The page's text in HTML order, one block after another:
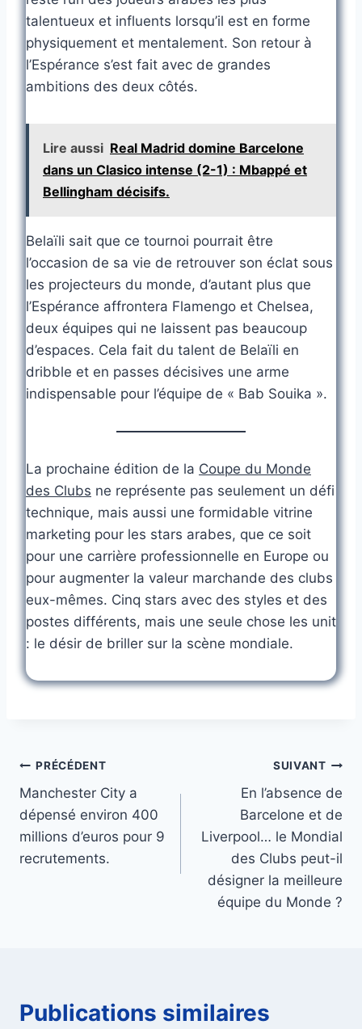
talentueux et influents lorsqu’il est en forme
physiquement et mentalement. Son retour à
l’Espérance s’est fait avec de grandes
ambitions des deux côtés.
Lire aussi Real Madrid domine Barcelone
dans un Clasico intense (2-1) : Mbappé et
Bellingham décisifs.
Belaïli sait que ce tournoi pourrait être
l’occasion de sa vie de retrouver son éclat sous
les projecteurs du monde, d’autant plus que
l’Espérance affrontera Flamengo et Chelsea,
deux équipes qui ne laissent pas beaucoup
d’espaces. Cela fait du talent de Belaïli en
dribble et en passes décisives une arme
indispensable pour l’équipe de « Bab Souika ».
La prochaine édition de la Coupe du Monde
des Clubs ne représente pas seulement un défi
technique, mais aussi une formidable vitrine
marketing pour les stars arabes, que ce soit
pour une carrière professionnelle en Europe ou
pour augmenter la valeur marchande des clubs
eux-mêmes. Cinq stars avec des styles et des
postes différents, mais une seule chose les unit
: le désir de briller sur la scène mondiale.
Navigation
de
l’article
PRÉCÉDENT
Manchester City a
dépensé environ 400
millions d’euros pour 9
recrutements.
SUIVANT
En l’absence de
Barcelone et de
Liverpool… le Mondial
des Clubs peut-il
désigner la meilleure
équipe du Monde ?
Publications similaires